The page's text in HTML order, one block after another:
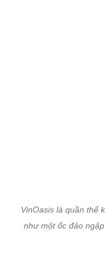
VinOasis là quần thể
như một ốc đảo